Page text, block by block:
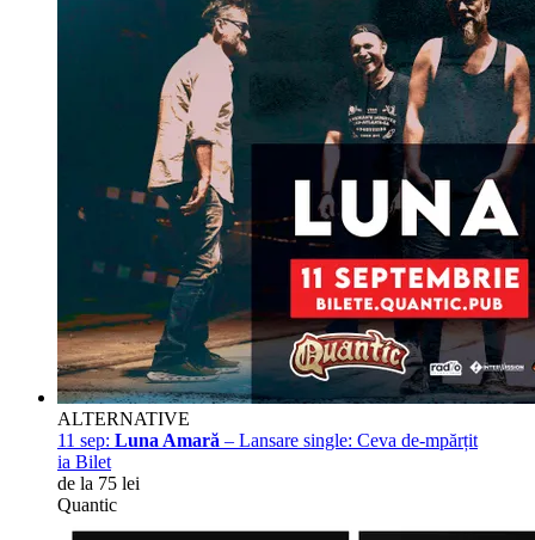
ALTERNATIVE
11 sep: Luna Amară – Lansare single: Ceva de-mpărțit
ia Bilet
de la 75 lei
Quantic